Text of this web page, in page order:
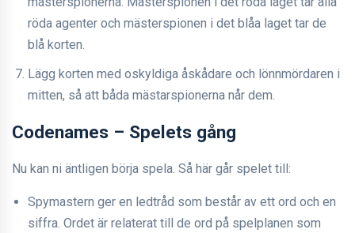
röda agenter och mästerspionen i det blåa laget tar de
blå korten.
Lägg korten med oskyldiga åskådare och lönnmördaren i
mitten, så att båda mästarspionerna når dem.
Codenames – Spelets gång
Nu kan ni äntligen börja spela. Så här går spelet till:
Spymastern ger en ledtråd som består av ett ord och en
siffra. Ordet är relaterat till de ord på spelplanen som